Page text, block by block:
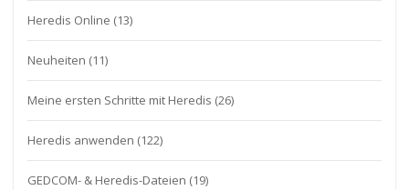
Heredis Online (13)
Neuheiten (11)
Meine ersten Schritte mit Heredis (26)
Heredis anwenden (122)
GEDCOM- & Heredis-Dateien (19)